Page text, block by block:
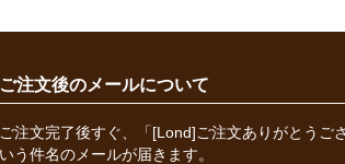
ご注文後のメールについて
ご注文完了後すぐ、「[Lond]ご注文ありがとうご
いう件名のメールが届きます。